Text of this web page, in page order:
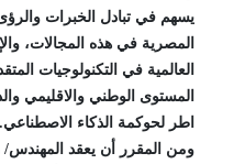
يسهم في تبادل الخبرات
المصرية في هذه المجالات،
العالمية في التكنولوجيات
المستوى الوطني والاقليمي
اطر لحوكمة الذكاء الاصطناعي.
ومن المقرر أن يعقد